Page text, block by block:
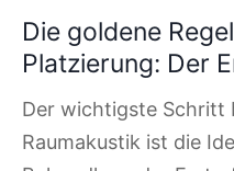
Die goldene
Platzierung: Der
Der wichtigste Schritt
Raumakustik ist die